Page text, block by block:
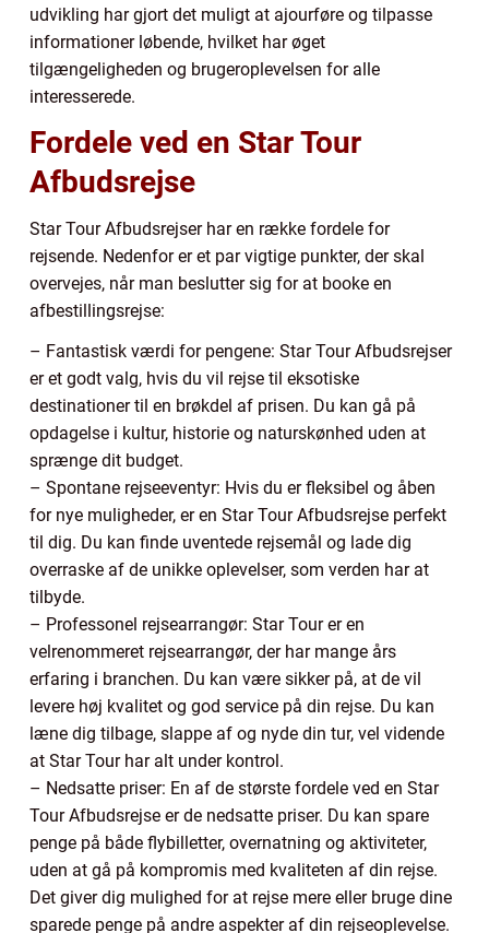
udvikling har gjort det muligt at ajourføre og tilpasse
informationer løbende, hvilket har øget
tilgængeligheden og brugeroplevelsen for alle
interesserede.
Fordele ved en Star Tour
Afbudsrejse
Star Tour Afbudsrejser har en række fordele for
rejsende. Nedenfor er et par vigtige punkter, der skal
overvejes, når man beslutter sig for at booke en
afbestillingsrejse:
– Fantastisk værdi for pengene: Star Tour Afbudsrejser
er et godt valg, hvis du vil rejse til eksotiske
destinationer til en brøkdel af prisen. Du kan gå på
opdagelse i kultur, historie og naturskønhed uden at
sprænge dit budget.
– Spontane rejseeventyr: Hvis du er fleksibel og åben
for nye muligheder, er en Star Tour Afbudsrejse perfekt
til dig. Du kan finde uventede rejsemål og lade dig
overraske af de unikke oplevelser, som verden har at
tilbyde.
– Professonel rejsearrangør: Star Tour er en
velrenommeret rejsearrangør, der har mange års
erfaring i branchen. Du kan være sikker på, at de vil
levere høj kvalitet og god service på din rejse. Du kan
læne dig tilbage, slappe af og nyde din tur, vel vidende
at Star Tour har alt under kontrol.
– Nedsatte priser: En af de største fordele ved en Star
Tour Afbudsrejse er de nedsatte priser. Du kan spare
penge på både flybilletter, overnatning og aktiviteter,
uden at gå på kompromis med kvaliteten af din rejse.
Det giver dig mulighed for at rejse mere eller bruge dine
sparede penge på andre aspekter af din rejseoplevelse.